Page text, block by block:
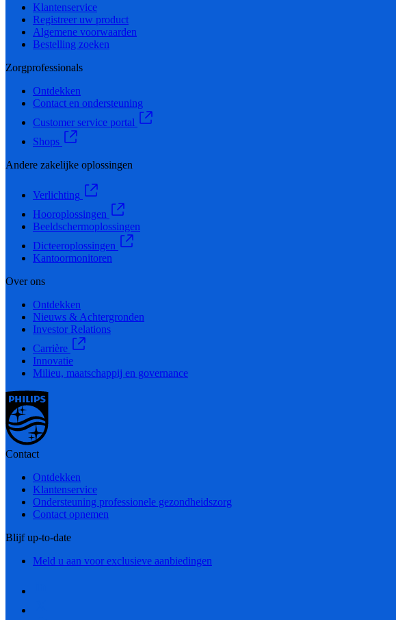
Klantenservice
Registreer uw product
Algemene voorwaarden
Bestelling zoeken
Zorgprofessionals
Ontdekken
Contact en ondersteuning
Customer service portal
Shops
Andere zakelijke oplossingen
Verlichting
Hooroplossingen
Beeldschermoplossingen
Dicteeroplossingen
Kantoormonitoren
Over ons
Ontdekken
Nieuws & Achtergronden
Investor Relations
Carrière
Innovatie
Milieu, maatschappij en governance
Contact
Ontdekken
Klantenservice
Ondersteuning professionele gezondheidszorg
Contact opnemen
Blijf up-to-date
Meld u aan voor exclusieve aanbiedingen